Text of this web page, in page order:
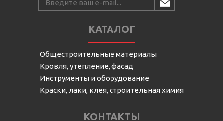
КАТАЛОГ
Общестроительные материалы
Кровля, утепление, фасад
Инструменты и оборудование
Краски, лаки, клея, строительная химия
КОНТАКТЫ